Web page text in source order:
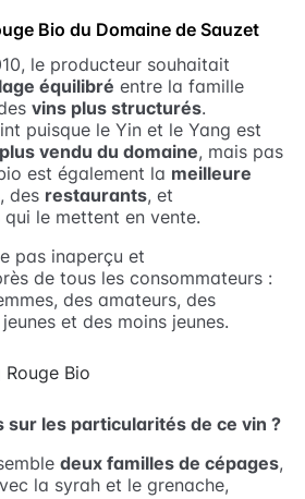
Bio du Domaine de Sauzet
le producteur souhaitait
équilibré entre la famille
vins plus structurés.
puisque le Yin et le Yang est
vendu du domaine, mais pas
est également la meilleure
, des restaurants, et
qui le mettent en vente.
pas inaperçu et
de tous les consommateurs :
des amateurs, des
et des moins jeunes.
sur les particularités de ce vin ?
deux familles de cépages,
la syrah et le grenache,